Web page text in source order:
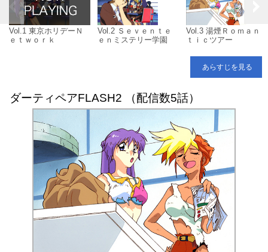
Vol.1 東京ホリデーＮ
ｅｔｗｏｒｋ
Vol.2 Ｓｅｖｅｎｔｅ
ｅｎミステリー学園
Vol.3 湯煙Ｒｏｍａｎ
ｔｉｃツアー
あらすじを見る
ダーティペアFLASH2 （配信数5話）